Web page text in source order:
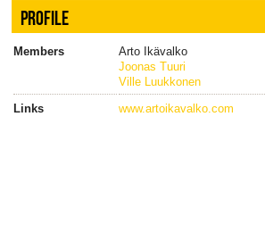
PROFILE
Members
Arto Ikävalko
Joonas Tuuri
Ville Luukkonen
Links
www.artoikavalko.com